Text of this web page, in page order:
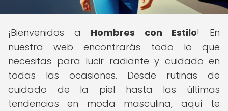
¡Bienvenidos a Hombres con Estilo! En
nuestra web encontrarás todo lo que
necesitas para lucir radiante y cuidado en
todas las ocasiones. Desde rutinas de
cuidado de la piel hasta las últimas
tendencias en moda masculina, aquí te